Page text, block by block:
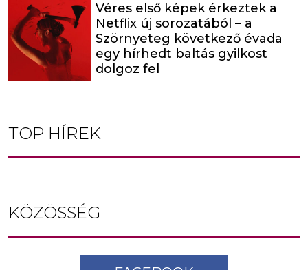
Véres első képek érkeztek a
Netflix új sorozatából – a
Szörnyeteg következő évada
egy hírhedt baltás gyilkost
dolgoz fel
TOP HÍREK
KÖZÖSSÉG